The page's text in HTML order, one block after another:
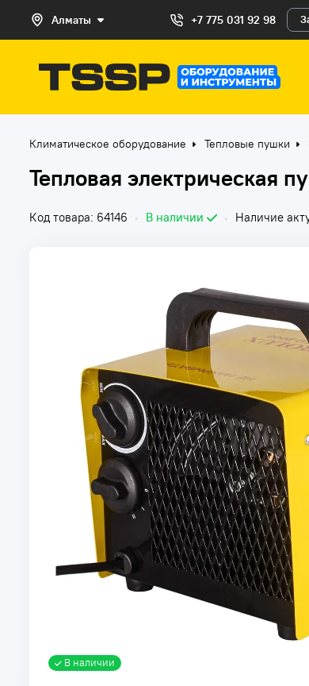
Алматы +7 775 031 92 98
Климатическое оборудование Тепловые пушки
Тепловая электрическая
Код товара: 64146 • В наличии • Наличие
В наличии